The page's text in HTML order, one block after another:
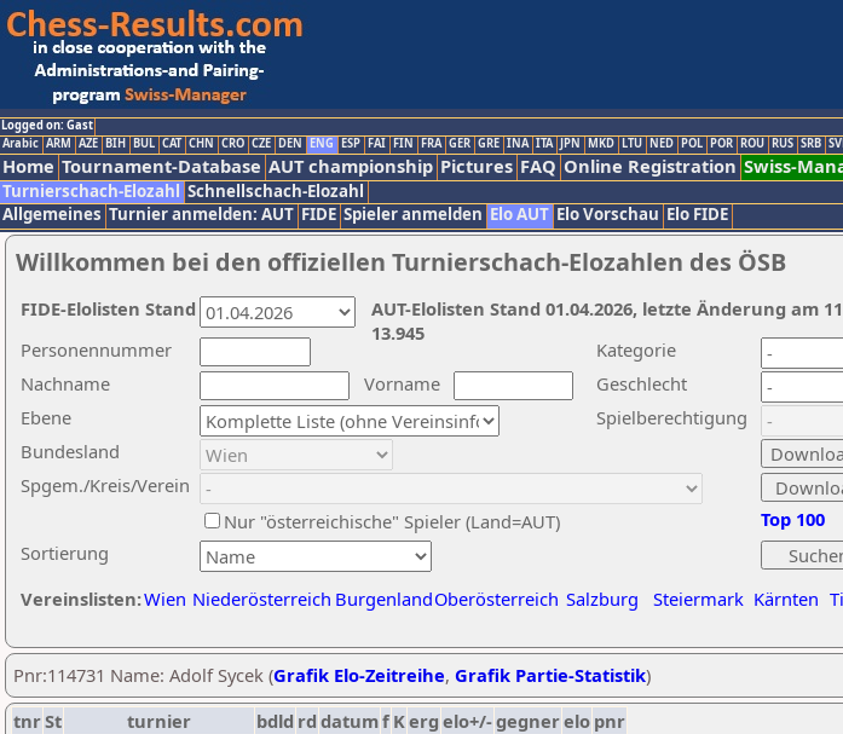
Logged on: Gast
Arabic ARM AZE BIH BUL CAT CHN CRO CZE DEN ENG ESP FAI FIN FRA GER GRE INA ITA JPN MKD LTU NED POL POR ROU RUS SRB
Home Tournament-Database AUT championship Pictures FAQ Online Registration Swiss-
Turnierschach-Elozahl Schnellschach-Elozahl
Allgemeines Turnier anmelden: AUT FIDE Spieler anmelden Elo AUT Elo Vorschau Elo FIDE
Willkommen bei den offiziellen Turnierschach-Elozahlen des ÖSB
Nachname
Vorname
Ebene
Kategorie
Sortierung
Personennummer
Bundesland
Spgem./Kreis/Verein
Geschlecht
Nur "österreichische" Spieler (Land=AUT)
Spielberechtigung
Vereinslisten:Wien Niederösterreich BurgenlandOberösterreich Salzburg Steiermark Kärnten
Top 100
AUT-Elolisten Stand 01.04.2026, letzte Änderung am
13.945
FIDE-Elolisten Stand
Pnr:114731 Name: Adolf Sycek (Grafik Elo-Zeitreihe, Grafik Partie-Statistik)
tnrSt turnier bdld rd datumf Kerg elo+/-gegnerelo pnr